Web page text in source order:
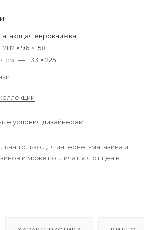
еврокнижка
282 × 96 × 158
см — 133 × 225
условия дизайнерам
только для интернет-магазина и
и может отличаться от цен в